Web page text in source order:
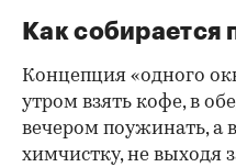
Как собирается
Концепция «одного
утром взять кофе, в
вечером поужинать, а
химчистку, не выходя